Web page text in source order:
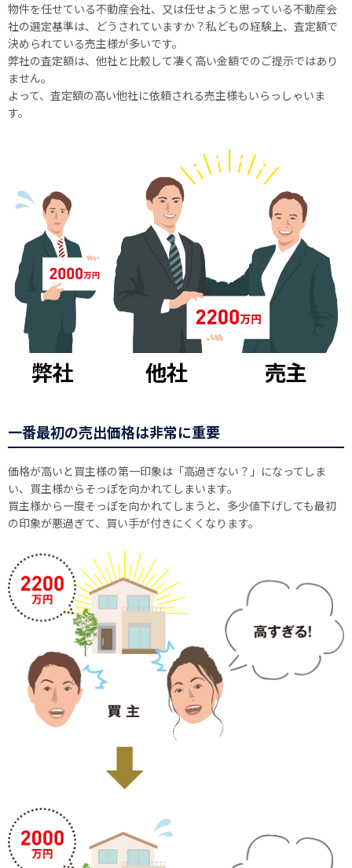
物件を任せている不動産会社、又は任せようと思っている不動産会
社の選定基準は、どうされていますか？私どもの経験上、査定額で
決められている売主様が多いです。
弊社の査定額は、他社と比較して凄く高い金額でのご提示ではあり
ません。
よって、査定額の高い他社に依頼される売主様もいらっしゃいま
す。
一番最初の売出価格は非常に重要
価格が高いと買主様の第一印象は「高過ぎない？」になってしま
い、買主様からそっぽを向かれてしまいます。
買主様から一度そっぽを向かれてしまうと、多少値下げしても最初
の印象が悪過ぎて、買い手が付きにくくなります。